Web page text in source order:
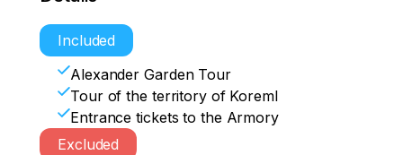
Included
Alexander Garden Tour
Tour of the territory of Koreml
Entrance tickets to the Armory
Excluded